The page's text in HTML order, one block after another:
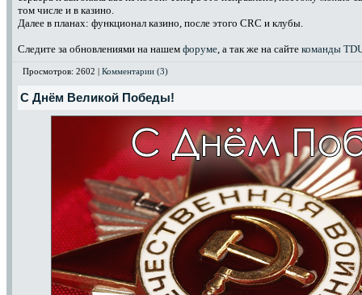
том числе и в казино.
Далее в планах: функционал казино, после этого CRC и клубы.
Следите за обновлениями на нашем форуме, а так же на сайте команды
Просмотров: 2602 | Комментарии (3)
С Днём Великой Победы!